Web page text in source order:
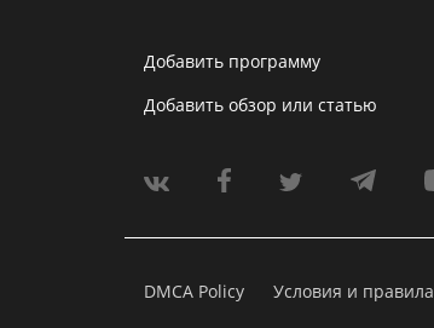
Добавить программу
Добавить обзор или статью
DMCA Policy Условия и правила